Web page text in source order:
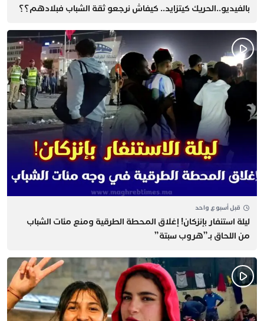
بالفيديو..الحريك كيتزايد.. كيفاش نرجعو ثقة الشباب فبلادهم؟؟
قبل أسبوع واحد
​ليلة استنفار بإنزكان! إغلاق المحطة الطرقية ومنع مئات الشباب
من اللحاق بـ”هروب سبتة”